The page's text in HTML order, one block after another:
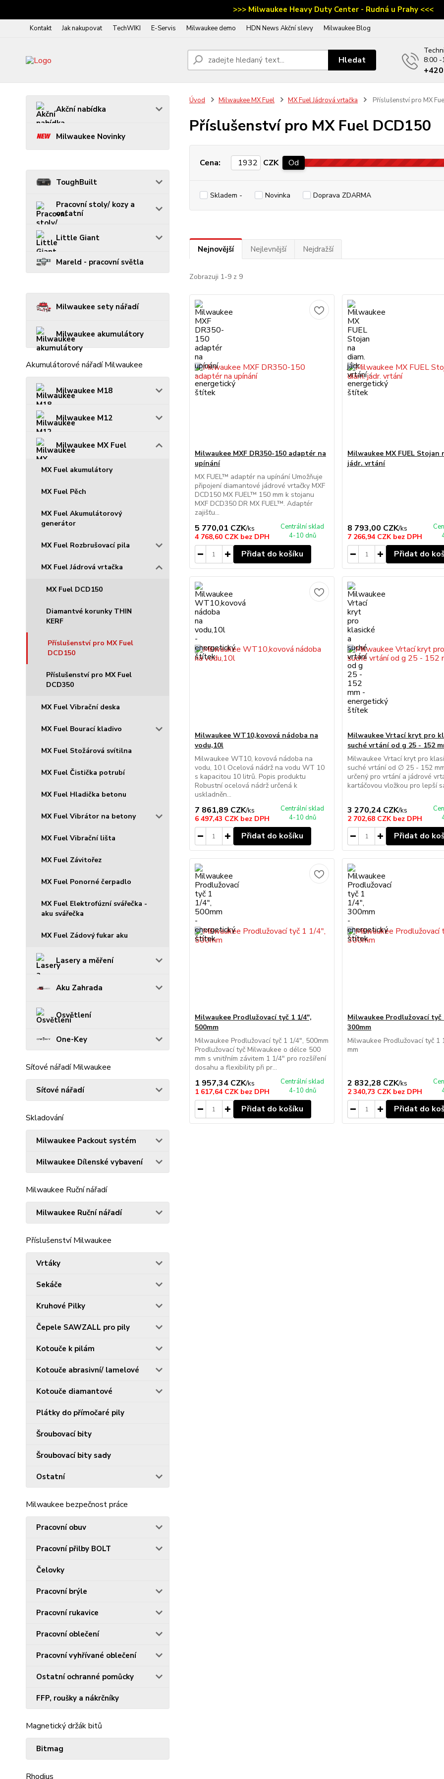
>>> Milwaukee Heavy Duty Center - Rudná u Prahy <<<
Kontakt Jak nakupovat TechWIKI E-Servis Milwaukee demo HDN News Akční slevy Milwaukee Blog
Hledat
8:00 -
Akční nabídka
Milwaukee Novinky
ToughBuilt
Pracovní stoly/ kozy a
ostatní
Little Giant
Mareld - pracovní světla
Milwaukee sety nářadí
Milwaukee akumulátory
Akumulátorové nářadí Milwaukee
Milwaukee M18
Milwaukee M12
Milwaukee MX Fuel
MX Fuel akumulátory
MX Fuel Pěch
MX Fuel Akumulátorový
generátor
MX Fuel Rozbrušovací pila
MX Fuel Jádrová vrtačka
MX Fuel DCD150
Diamantvé korunky THIN
KERF
Příslušenství pro MX Fuel
DCD150
Příslušenství pro MX Fuel
DCD350
MX Fuel Vibrační deska
MX Fuel Bourací kladivo
MX Fuel Stožárová svítilna
MX Fuel Čistička potrubí
MX Fuel Hladička betonu
MX Fuel Vibrátor na betony
MX Fuel Vibrační lišta
MX Fuel Závitořez
MX Fuel Ponorné čerpadlo
MX Fuel Elektrofúzní svářečka -
aku svářečka
MX Fuel Zádový fukar aku
Lasery a měření
Aku Zahrada
Osvětlení
One-Key
Síťové nářadí Milwaukee
Síťové nářadí
Skladování
Milwaukee Packout systém
Milwaukee Dílenské vybavení
Milwaukee Ruční nářadí
Milwaukee Ruční nářadí
Příslušenství Milwaukee
Vrtáky
Sekáče
Kruhové Pilky
Čepele SAWZALL pro pily
Kotouče k pilám
Kotouče abrasivní/ lamelové
Kotouče diamantové
Plátky do přímočaré pily
Šroubovací bity
Šroubovací bity sady
Ostatní
Milwaukee bezpečnost práce
Pracovní obuv
Pracovní přilby BOLT
Čelovky
Pracovní brýle
Pracovní rukavice
Pracovní oblečení
Pracovní vyhřívané oblečení
Ostatní ochranné pomůcky
FFP, roušky a nákrčníky
Magnetický držák bitů
Bitmag
Rhodius
Úvod Milwaukee MX Fuel MX Fuel Jádrová vrtačka Příslušenství pro MX
Příslušenství pro MX Fuel DCD150
Cena: CZK Od
Skladem - Novinka Doprava ZDARMA
Nejnovější Nejlevnější Nejdražší
Zobrazuji 1-9 z 9
Milwaukee MXF DR350-150 adaptér na
upínání
MX FUEL™ adaptér na upínání Umožňuje
připojení diamantové jádrové vrtačky MXF
DCD150 MX FUEL™ 150 mm k stojanu
MXF DCD350 DR MX FUEL™. Adaptér
zajišťu...
5 770,01 CZK/ks
4 768,60 CZK bez DPH
Centrální sklad
4-10 dnů
Přidat do košíku
Milwaukee MX FUEL Stojan
jádr. vrtání
8 793,00 CZK/ks
7 266,94 CZK bez DPH
Přidat do
Milwaukee WT10,kovová nádoba na
vodu,10l
Milwaukee WT10, kovová nádoba na
vodu, 10 l Ocelová nádrž na vodu WT 10
s kapacitou 10 litrů. Popis produktu
Robustní ocelová nádrž určená k
uskladněn...
7 861,89 CZK/ks
6 497,43 CZK bez DPH
Centrální sklad
4-10 dnů
Přidat do košíku
Milwaukee Vrtací kryt pro
suché vrtání od g 25 - 152
Milwaukee Vrtací kryt pro
suché vrtání od ∅ 25 - 152
určený pro vrtání a jádrové
kartáčovou vložkou pro lepší
3 270,24 CZK/ks
2 702,68 CZK bez DPH
Přidat do
Milwaukee Prodlužovací tyč 1 1/4",
500mm
Milwaukee Prodlužovací tyč 1 1/4", 500mm
Prodlužovací tyč Milwaukee o délce 500
mm s vnitřním závitem 1 1/4" pro rozšíření
dosahu a flexibility při pr...
1 957,34 CZK/ks
1 617,64 CZK bez DPH
Centrální sklad
4-10 dnů
Přidat do košíku
Milwaukee Prodlužovací tyč
300mm
Milwaukee Prodlužovací tyč 1
mm
2 832,28 CZK/ks
2 340,73 CZK bez DPH
Přidat do